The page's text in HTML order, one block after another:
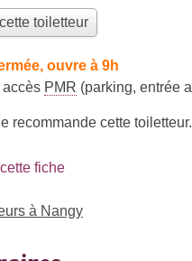
toiletteur
ouvre à 9h
accès PMR (parking, entrée
recommande cette toiletteur.
fiche
à Nangy